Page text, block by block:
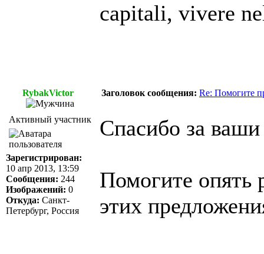
capitali, vivere
RybakVictor Заголовок сообщения: Re: Помогите
Активный участник
Зарегистрирован:
10 апр 2013, 13:59
Сообщения: 244
Изображений: 0
Откуда: Санкт-
Петербург, Россия
Спасибо за
Помогите опять
этих